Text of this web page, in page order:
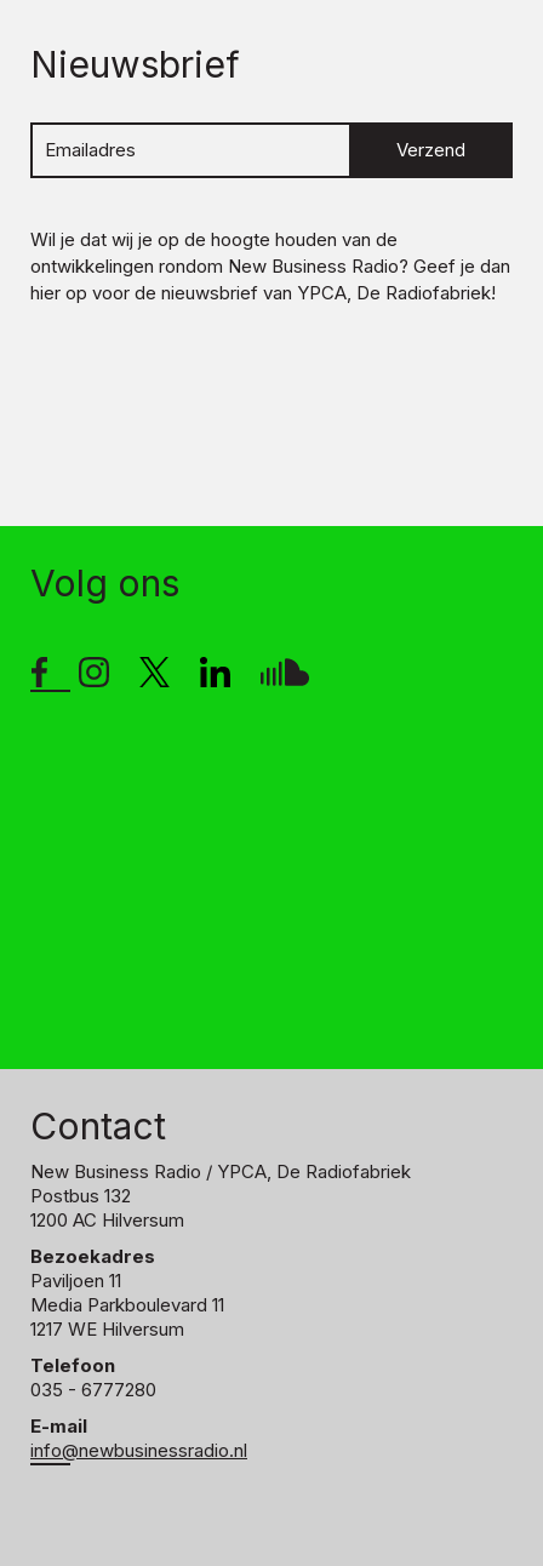
Nieuwsbrief
Verzend
Wil je dat wij je op de hoogte houden van de
ontwikkelingen rondom New Business Radio? Geef je dan
hier op voor de nieuwsbrief van YPCA, De Radiofabriek!
Volg ons
Contact
New Business Radio / YPCA, De Radiofabriek
Postbus 132
1200 AC Hilversum
Bezoekadres
Paviljoen 11
Media Parkboulevard 11
1217 WE Hilversum
Telefoon
035 - 6777280
E-mail
info@newbusinessradio.nl